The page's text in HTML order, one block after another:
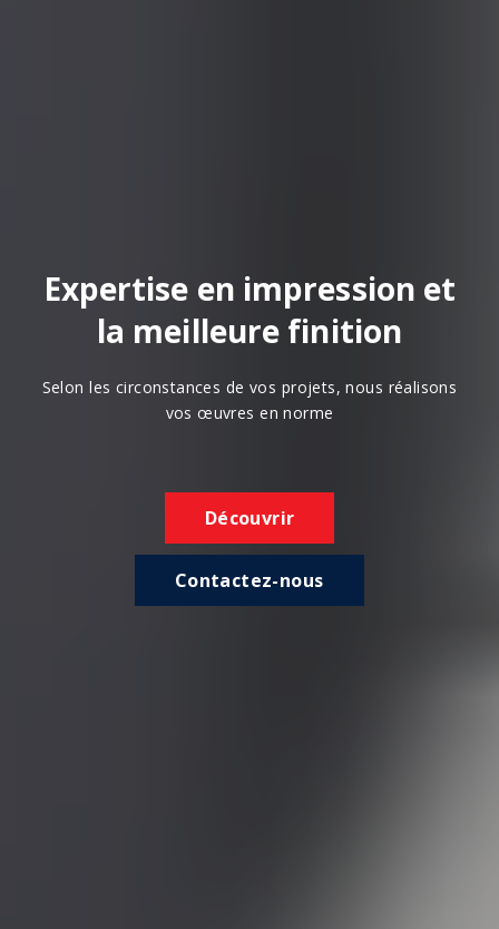
Expertise en impression et
la meilleure finition
Selon les circonstances de vos projets, nous réalisons
vos œuvres en norme
Découvrir
Contactez-nous